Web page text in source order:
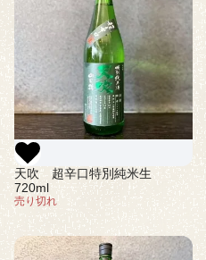
天吹 超辛口特別純米生
720ml
売り切れ